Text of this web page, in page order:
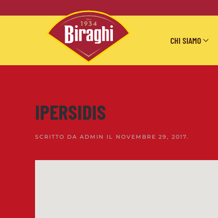
Skip to main content
CHI SIAMO
IPERSIDIS
SCRITTO DA ADMIN IL NOVEMBRE 29, 2017.